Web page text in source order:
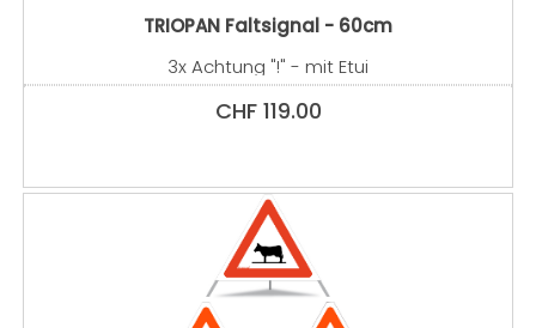
TRIOPAN Faltsignal - 60cm
3x Achtung "!" - mit Etui
CHF 119.00